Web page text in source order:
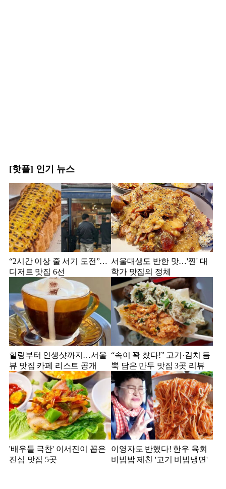
[핫플] 인기 뉴스
“2시간 이상 줄 서기 도전”…
디저트 맛집 6선
서울대생도 반한 맛…'찐' 대
학가 맛집의 정체
힐링부터 인생샷까지…서울
뷰 맛집 카페 리스트 공개
“속이 꽉 찼다!” 고기·김치 듬
뿍 담은 만두 맛집 3곳 리뷰
'배우들 극찬' 이서진이 꼽은
진심 맛집 5곳
이영자도 반했다! 한우 육회
비빔밥 제친 '고기 비빔냉면'